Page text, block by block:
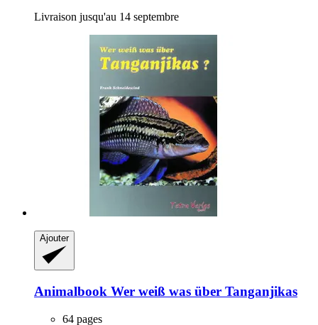
Livraison jusqu'au 14 septembre
Ajouter
Animalbook Wer weiß was über Tanganjikas
64 pages